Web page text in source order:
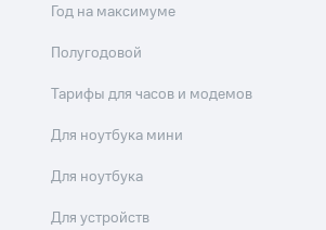
Год на максимуме
Полугодовой
Тарифы для часов и модемов
Для ноутбука мини
Для ноутбука
Для устройств